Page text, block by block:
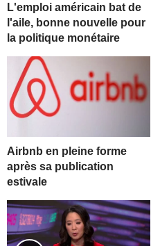
L'emploi américain bat de
l'aile, bonne nouvelle pour
la politique monétaire
Airbnb en pleine forme
après sa publication
estivale